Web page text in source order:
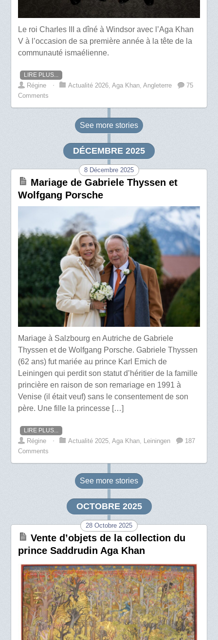
Le roi Charles III a dîné à Windsor avec l’Aga Khan
V à l’occasion de sa première année à la tête de la
communauté ismaélienne.
LIRE PLUS...
Régine ⋅ Actualité 2026 ,Aga Khan ,Angleterre
75
Comments
See more stories
DÉCEMBRE 2025
8 Décembre 2025
Mariage de Gabriele Thyssen et
Wolfgang Porsche
Mariage à Salzbourg en Autriche de Gabriele
Thyssen et de Wolfgang Porsche. Gabriele Thyssen
(62 ans) fut mariée au prince Karl Emich de
Leiningen qui perdit son statut d’héritier de la famille
princière en raison de son remariage en 1991 à
Venise (il était veuf) sans le consentement de son
père. Une fille la princesse […]
LIRE PLUS...
Régine ⋅ Actualité 2025 ,Aga Khan Leiningen
187
Comments
See more stories
OCTOBRE 2025
28 Octobre 2025
Vente d’objets de la collection du
prince Saddrudin Aga Khan